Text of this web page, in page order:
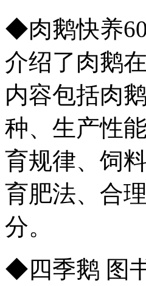
◆肉鹅快养
介绍了肉鹅
内容包括肉
种、生产性
育规律、饲
育肥法、合
分。
◆四季鹅 图